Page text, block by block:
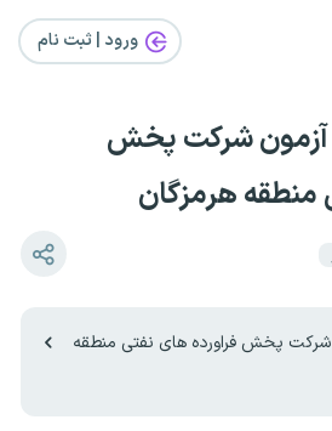
ورود | ثبت‌ نام
آزمون شرکت پخش
منطقه هرمزگان
شرکت پخش فراورده های نفتی منطقه